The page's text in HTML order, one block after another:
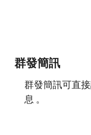
群發簡訊
群發簡訊可直
息 。